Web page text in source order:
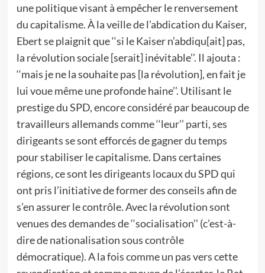
une politique visant à empêcher le renversement
du capitalisme. À la veille de l’abdication du Kaiser,
Ebert se plaignit que ‘‘si le Kaiser n’abdiqu[ait] pas,
la révolution sociale [serait] inévitable’’. Il ajouta :
‘‘mais je ne la souhaite pas [la révolution], en fait je
lui voue même une profonde haine’’. Utilisant le
prestige du SPD, encore considéré par beaucoup de
travailleurs allemands comme ‘‘leur’’ parti, ses
dirigeants se sont efforcés de gagner du temps
pour stabiliser le capitalisme. Dans certaines
régions, ce sont les dirigeants locaux du SPD qui
ont pris l’initiative de former des conseils afin de
s’en assurer le contrôle. Avec la révolution sont
venues des demandes de ‘‘socialisation’’ (c’est-à-
dire de nationalisation sous contrôle
démocratique). A ​​la fois comme un pas vers cette